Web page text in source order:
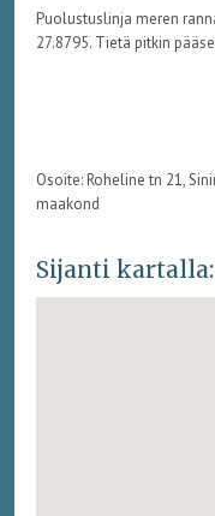
Puolustuslinja meren
27.8795. Tietä pitkin
Osoite: Roheline tn 21,
maakond
Sijanti kartalla: